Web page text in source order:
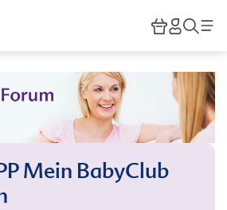
HiPP
Mein BabyClub